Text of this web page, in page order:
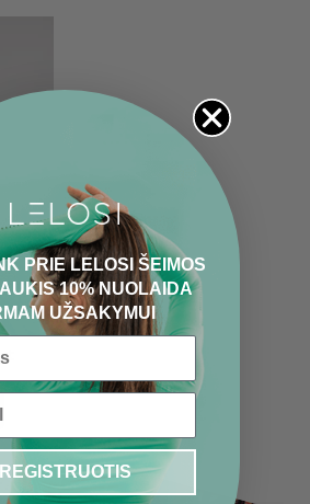
PRIE LELOSI ŠEIMOS
10% NUOLAIDA
UŽSAKYMUI
REGISTRUOTIS